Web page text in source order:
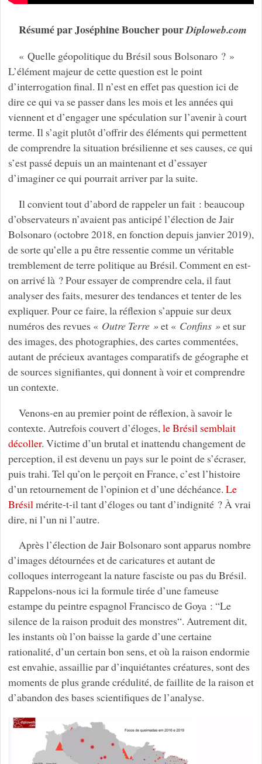
Résumé par Joséphine Boucher pourDiploweb.com
« Quelle géopolitique du Brésil sous Bolsonaro ? »
L’élément majeur de cette question est le point
d’interrogation final. Il n’est en effet pas question ici de
dire ce qui va se passer dans les mois et les années qui
viennent et d’engager une spéculation sur l’avenir à court
terme. Il s’agit plutôt d’offrir des éléments qui permettent
de comprendre la situation brésilienne et ses causes, ce qui
s’est passé depuis un an maintenant et d’essayer
d’imaginer ce qui pourrait arriver par la suite.
Il convient tout d’abord de rappeler un fait : beaucoup
d’observateurs n’avaient pas anticipé l’élection de Jair
Bolsonaro (octobre 2018, en fonction depuis janvier 2019),
de sorte qu’elle a pu être ressentie comme un véritable
tremblement de terre politique au Brésil. Comment en est-
on arrivé là ? Pour essayer de comprendre cela, il faut
analyser des faits, mesurer des tendances et tenter de les
expliquer. Pour ce faire, la réflexion s’appuie sur deux
numéros des revues « Outre Terre »et « Confins »et sur
des images, des photographies, des cartes commentées,
autant de précieux avantages comparatifs de géographe et
de sources signifiantes, qui donnent à voir et comprendre
un contexte.
Venons-en au premier point de réflexion, à savoir le
contexte. Autrefois couvert d’éloges, le Brésil semblait
décoller. Victime d’un brutal et inattendu changement de
perception, il est devenu un pays sur le point de s’écraser,
puis trahi. Tel qu’on le perçoit en France, c’est l’histoire
d’un retournement de l’opinion et d’une déchéance. Le
Brésil mérite-t-il tant d’éloges ou tant d’indignité ? À vrai
dire, ni l’un ni l’autre.
Après l’élection de Jair Bolsonaro sont apparus nombre
d’images détournées et de caricatures et autant de
colloques interrogeant la nature fasciste ou pas du Brésil.
Rappelons-nous ici la formule tirée d’une fameuse
estampe du peintre espagnol Francisco de Goya : “Le
silence de la raison produit des monstres“. Autrement dit,
les instants où l’on baisse la garde d’une certaine
rationalité, d’un certain bon sens, et où la raison endormie
est envahie, assaillie par d’inquiétantes créatures, sont des
moments de plus grande crédulité, de faillite de la raison et
d’abandon des bases scientifiques de l’analyse.